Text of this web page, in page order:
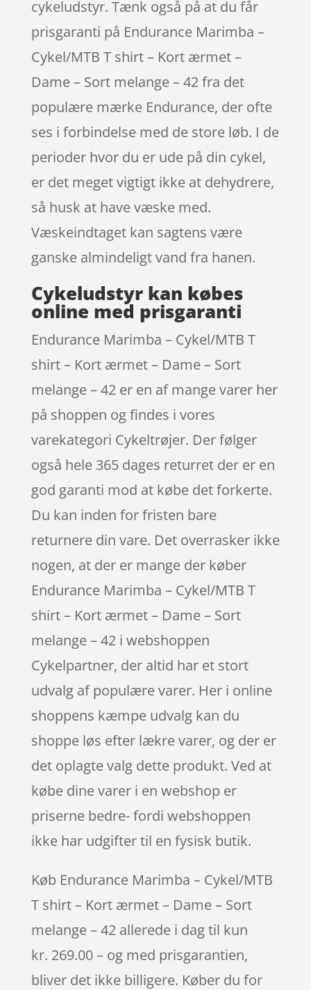
cykeludstyr. Tænk også på at du får
prisgaranti på Endurance Marimba –
Cykel/MTB T shirt – Kort ærmet –
Dame – Sort melange – 42 fra det
populære mærke Endurance, der ofte
ses i forbindelse med de store løb. I de
perioder hvor du er ude på din cykel,
er det meget vigtigt ikke at dehydrere,
så husk at have væske med.
Væskeindtaget kan sagtens være
ganske almindeligt vand fra hanen.
Cykeludstyr kan købes
online med prisgaranti
Endurance Marimba – Cykel/MTB T
shirt – Kort ærmet – Dame – Sort
melange – 42 er en af mange varer her
på shoppen og findes i vores
varekategori Cykeltrøjer. Der følger
også hele 365 dages returret der er en
god garanti mod at købe det forkerte.
Du kan inden for fristen bare
returnere din vare. Det overrasker ikke
nogen, at der er mange der køber
Endurance Marimba – Cykel/MTB T
shirt – Kort ærmet – Dame – Sort
melange – 42 i webshoppen
Cykelpartner, der altid har et stort
udvalg af populære varer. Her i online
shoppens kæmpe udvalg kan du
shoppe løs efter lækre varer, og der er
det oplagte valg dette produkt. Ved at
købe dine varer i en webshop er
priserne bedre- fordi webshoppen
ikke har udgifter til en fysisk butik.
Køb Endurance Marimba – Cykel/MTB
T shirt – Kort ærmet – Dame – Sort
melange – 42 allerede i dag til kun
kr. 269.00 – og med prisgarantien,
bliver det ikke billigere. Køber du for